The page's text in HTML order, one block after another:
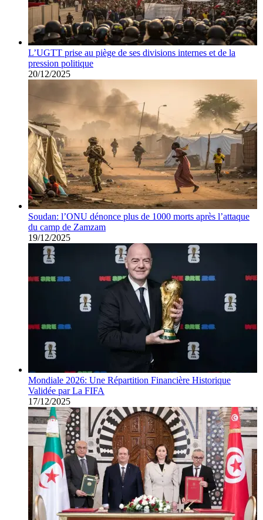
L’UGTT prise au piège de ses divisions internes et de la
pression politique
20/12/2025
Soudan: l’ONU dénonce plus de 1000 morts après l’attaque
du camp de Zamzam
19/12/2025
Mondiale 2026: Une Répartition Financière Historique
Validée par La FIFA
17/12/2025